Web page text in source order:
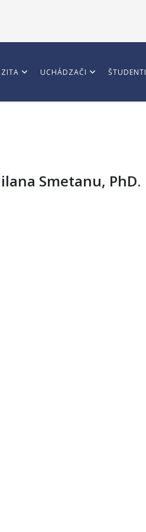
UCHÁDZAČI ŠTUDENTI
Smetanu, PhD.